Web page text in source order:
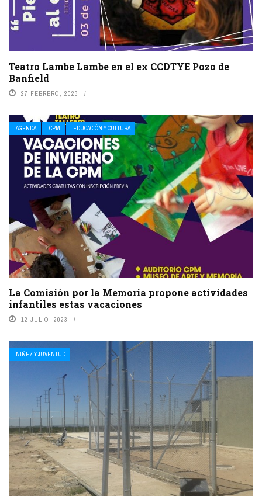
Teatro Lambe Lambe en el ex CCDTYE Pozo de
Banfield
27 FEBRERO, 2023
AGENDA CPM EDUCACIÓN Y CULTURA
La Comisión por la Memoria propone actividades
infantiles estas vacaciones
12 JULIO, 2023
NIÑEZ Y JUVENTUD